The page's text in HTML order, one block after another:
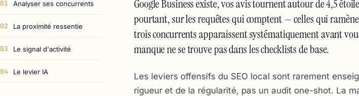
01 Analyser ses concurrents
02 La proximité ressentie
03 Le signal d'activité
04 Le levier IA
Google Business existe, vos avis tournent autour de 4,5
pourtant, sur les requêtes qui comptent — celles qui
trois concurrents apparaissent systématiquement avant
manque ne se trouve pas dans les checklists de base.
Les leviers offensifs du SEO local sont rarement
rigueur et de la régularité, pas un audit one-shot. La